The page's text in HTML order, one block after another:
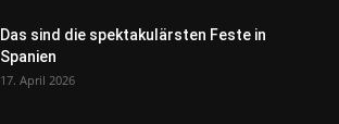
Das sind die spektakulärsten Feste in
Spanien
17. April 2026